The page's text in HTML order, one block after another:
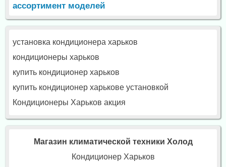
ассортимент моделей
установка кондиционера харьков
кондиционеры харьков
купить кондиционер харьков
купить кондиционер харькове установкой
Кондиционеры Харьков акция
Магазин климатической техники Холод
Кондиционер Харьков